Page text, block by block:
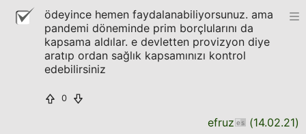
ödeyince hemen faydalanabiliyorsunuz. ama
pandemi döneminde prim borçlularını da
kapsama aldılar. e devletten provizyon diye
aratıp ordan sağlık kapsamınızı kontrol
edebilirsiniz
0
efruz (14.02.21)